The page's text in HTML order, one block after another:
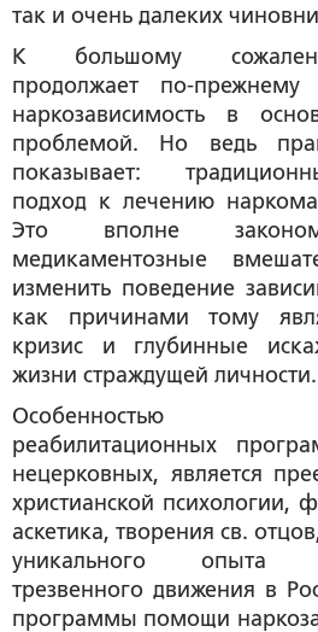
так и очень далеких
К большому
продолжает по-прежнему
наркозависимость в
проблемой. Но ведь
показывает:
подход к лечению
Это вполне
медикаментозные
изменить поведение
как причинами тому
кризис и глубинные
жизни страждущей личности.
Особенностью
реабилитационных
нецерковных, является
христианской психологии,
аскетика, творения св.
уникального опыта
трезвенного движения в
программы помощи